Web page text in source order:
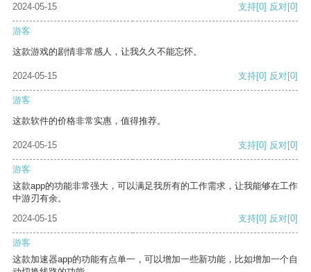
2024-05-15 支持[0] 反对[0]
游客
这款游戏的剧情非常感人，让我久久不能忘怀。
2024-05-15 支持[0] 反对[0]
游客
这款软件的价格非常实惠，值得推荐。
2024-05-15 支持[0] 反对[0]
游客
这款app的功能非常强大，可以满足我所有的工作需求，让我能够在工作
中游刃有余。
2024-05-15
支持[0] 反对[0]
游客
这款加速器app的功能有点单一，可以增加一些新功能，比如增加一个自